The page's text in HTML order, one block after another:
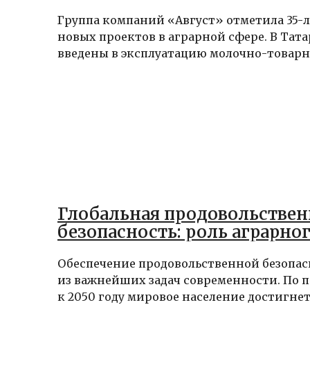
Группа компаний «Август» отметила 35-
новых проектов в аграрной сфере. В
введены в эксплуатацию молочно-
Глобальная
безопасность: роль
Обеспечение продовольственной
из важнейших задач современности. По
к 2050 году мировое население